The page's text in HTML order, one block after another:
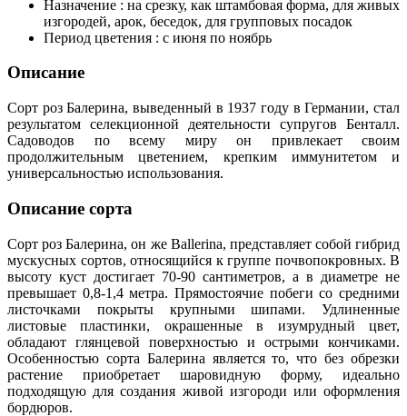
Назначение : на срезку, как штамбовая форма, для живых
изгородей, арок, беседок, для групповых посадок
Период цветения : с июня по ноябрь
Описание
Сорт роз Балерина, выведенный в 1937 году в Германии, стал
результатом селекционной деятельности супругов Бенталл.
Садоводов по всему миру он привлекает своим
продолжительным цветением, крепким иммунитетом и
универсальностью использования.
Описание сорта
Сорт роз Балерина, он же Ballerina, представляет собой гибрид
мускусных сортов, относящийся к группе почвопокровных. В
высоту куст достигает 70-90 сантиметров, а в диаметре не
превышает 0,8-1,4 метра. Прямостоячие побеги со средними
листочками покрыты крупными шипами. Удлиненные
листовые пластинки, окрашенные в изумрудный цвет,
обладают глянцевой поверхностью и острыми кончиками.
Особенностью сорта Балерина является то, что без обрезки
растение приобретает шаровидную форму, идеально
подходящую для создания живой изгороди или оформления
бордюров.